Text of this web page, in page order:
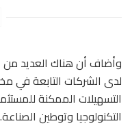
وأضاف أن هناك العديد من
لدى الشركات التابعة في
التسهيلات الممكنة
التكنولوجيا وتوطين الصناعة.